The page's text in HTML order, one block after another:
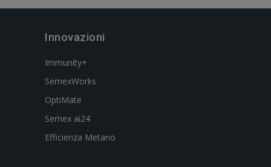
Innovazioni
Immunity+
SemexWorks
OptiMate
Semex ai24
Efficienza Metano